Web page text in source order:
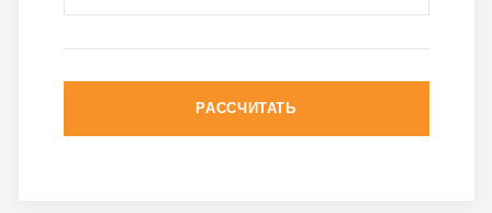
РАССЧИТАТЬ